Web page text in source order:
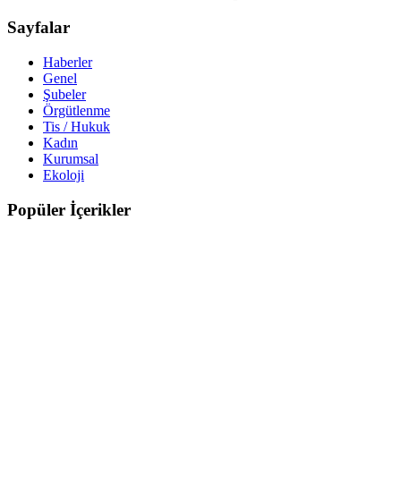
Sayfalar
Haberler
Genel
Şubeler
Örgütlenme
Tis / Hukuk
Kadın
Kurumsal
Ekoloji
Popüler İçerikler